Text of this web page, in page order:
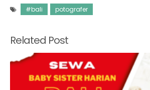
#bali potografer
Related Post